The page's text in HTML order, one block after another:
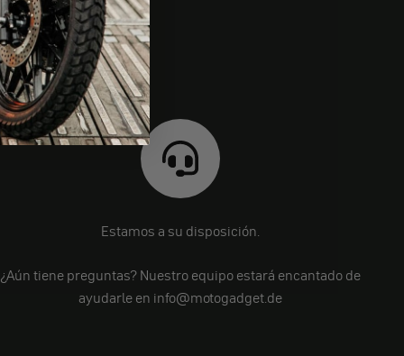
Estamos a su disposición.
¿Aún tiene preguntas? Nuestro equipo estará encantado de
ayudarle en info@motogadget.de